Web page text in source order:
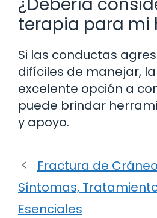
terapia para mi
Si las conductas
difíciles de manejar,
excelente opción a
puede brindar
y apoyo.
Fractura de
Síntomas,
Esenciales